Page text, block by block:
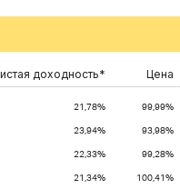
доходность* Цена
21,78% 99,99%
23,94% 93,98%
22,33% 99,28%
21,34% 100,41%